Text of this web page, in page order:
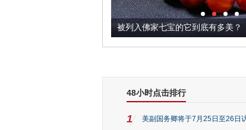
被列入佛家七宝的它到底有多美？
48小时点击排行
1 美副国务卿将于7月25日至26日